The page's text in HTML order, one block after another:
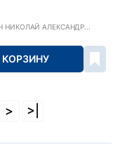
НИКОЛАЙ АЛЕКСАНДР...
КОРЗИНУ
> >|